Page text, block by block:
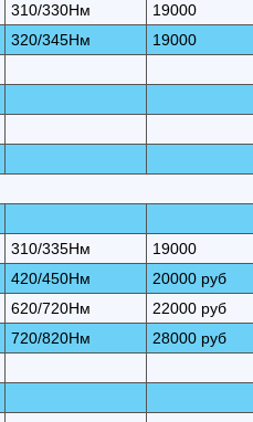
310/330Нм
19000
320/345Нм 19000
310/335Нм
19000
420/450Нм
20000 руб
620/720Нм
22000 руб
720/820Нм 28000 руб